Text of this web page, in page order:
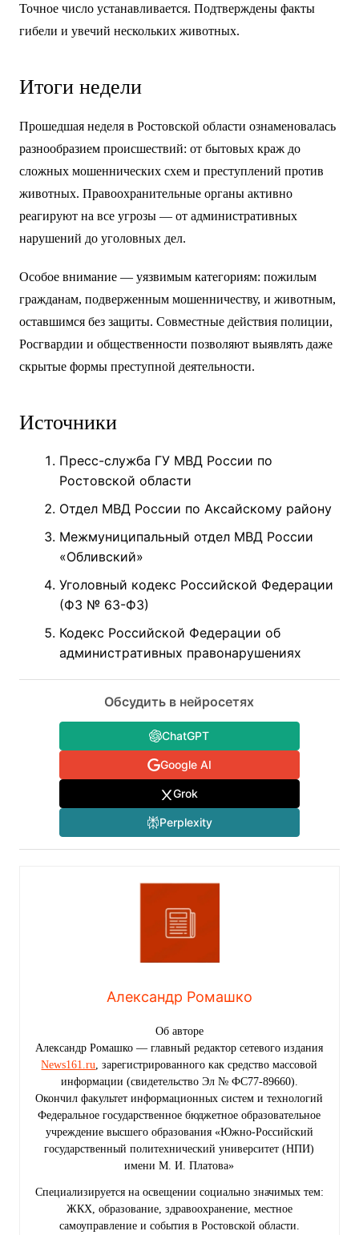
Точное число устанавливается. Подтверждены факты
гибели и увечий нескольких животных.
Итоги недели
Прошедшая неделя в Ростовской области ознаменовалась
разнообразием происшествий: от бытовых краж до
сложных мошеннических схем и преступлений против
животных. Правоохранительные органы активно
реагируют на все угрозы — от административных
нарушений до уголовных дел.
Особое внимание — уязвимым категориям: пожилым
гражданам, подверженным мошенничеству, и животным,
оставшимся без защиты. Совместные действия полиции,
Росгвардии и общественности позволяют выявлять даже
скрытые формы преступной деятельности.
Источники
Пресс-служба ГУ МВД России по
Ростовской области
Отдел МВД России по Аксайскому району
Межмуниципальный отдел МВД России
«Обливский»
Уголовный кодекс Российской Федерации
(ФЗ № 63-ФЗ)
Кодекс Российской Федерации об
административных правонарушениях
Обсудить в нейросетях
ChatGPT
Google AI
Grok
Perplexity
Александр Ромашко
Об авторе
Александр Ромашко — главный редактор сетевого издания
News161.ru , зарегистрированного как средство массовой
информации (свидетельство Эл № ФС77-89660).
Окончил факультет информационных систем и технологий
Федеральное государственное бюджетное образовательное
учреждение высшего образования «Южно-Российский
государственный политехнический университет (НПИ)
имени М. И. Платова»
Специализируется на освещении социально значимых тем:
ЖКХ, образование, здравоохранение, местное
самоуправление и события в Ростовской области.